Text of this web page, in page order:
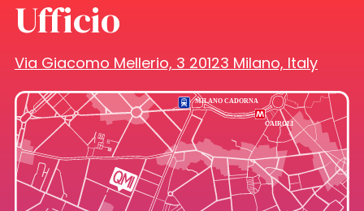
Ufficio
Via Giacomo Mellerio, 3 20123 Milano, Italy